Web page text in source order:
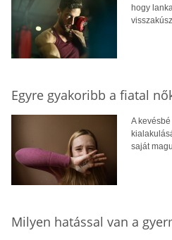
hogy
Egyre gyakoribb a fiatal
A
saját
Milyen hatással van a